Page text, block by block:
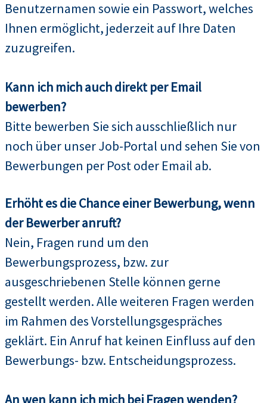
Benutzernamen sowie ein Passwort, welches
Ihnen ermöglicht, jederzeit auf Ihre Daten
zuzugreifen.
Kann ich mich auch direkt per Email
bewerben?
Bitte bewerben Sie sich ausschließlich nur
noch über unser Job-Portal und sehen Sie von
Bewerbungen per Post oder Email ab.
Erhöht es die Chance einer Bewerbung, wenn
der Bewerber anruft?
Nein, Fragen rund um den
Bewerbungsprozess, bzw. zur
ausgeschriebenen Stelle können gerne
gestellt werden. Alle weiteren Fragen werden
im Rahmen des Vorstellungsgespräches
geklärt. Ein Anruf hat keinen Einfluss auf den
Bewerbungs- bzw. Entscheidungsprozess.
An wen kann ich mich bei Fragen wenden?